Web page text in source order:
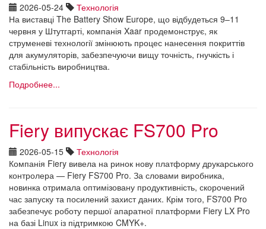
2026-05-24
Технологія
На виставці The Battery Show Europe, що відбудеться 9–11
червня у Штутгарті, компанія Xaar продемонструє, як
струменеві технології змінюють процес нанесення покриттів
для акумуляторів, забезпечуючи вищу точність, гнучкість і
стабільність виробництва.
Подробнее...
Fiery випускає FS700 Pro
2026-05-15
Технологія
Компанія Fiery вивела на ринок нову платформу друкарського
контролера — Fiery FS700 Pro. За словами виробника,
новинка отримала оптимізовану продуктивність, скорочений
час запуску та посилений захист даних. Крім того, FS700 Pro
забезпечує роботу першої апаратної платформи Fiery LX Pro
на базі Linux із підтримкою CMYK+.